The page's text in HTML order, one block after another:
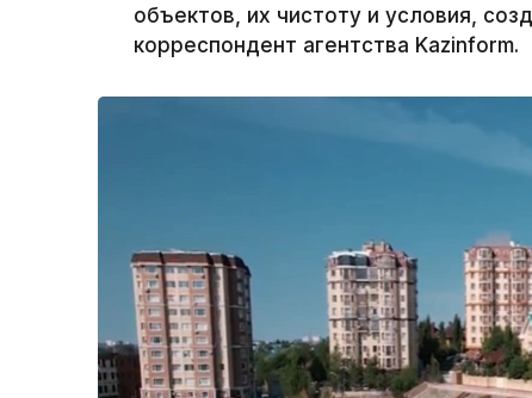
объектов, их чистоту и условия,
корреспондент агентства Kazinform.